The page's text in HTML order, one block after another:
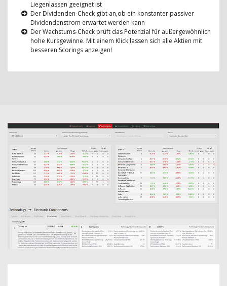
Liegenlassen geeignet ist
Der Dividenden-Check gibt an,ob ein konstanter passiver
Dividendenstrom erwartet werden kann
Der Wachstums-Check prüft das Potenzial für außergewöhnlich
hohe Kursgewinne. Mit einem Klick lassen sich alle Aktien mit
besseren Scorings anzeigen!